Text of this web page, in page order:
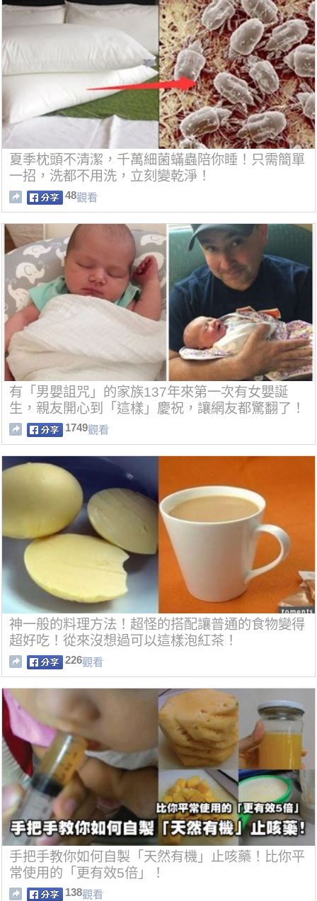
夏季枕頭不清潔，千萬細菌蟎蟲陪你睡！只需簡單
一招，洗都不用洗，立刻變乾淨！
48觀看
有「男嬰詛咒」的家族137年來第一次有女嬰誕
生，親友開心到「這樣」慶祝，讓網友都驚翻了！
1749觀看
神一般的料理方法！超怪的搭配讓普通的食物變得
超好吃！從來沒想過可以這樣泡紅茶！
226觀看
手把手教你如何自製「天然有機」止咳藥！比你平
常使用的「更有效5倍」！
138觀看